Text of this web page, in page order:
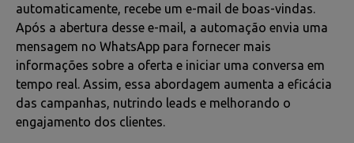
automaticamente, recebe um e-mail de boas-vindas.
Após a abertura desse e-mail, a automação envia uma
mensagem no WhatsApp para fornecer mais
informações sobre a oferta e iniciar uma conversa em
tempo real. Assim, essa abordagem aumenta a eficácia
das campanhas, nutrindo leads e melhorando o
engajamento dos clientes.